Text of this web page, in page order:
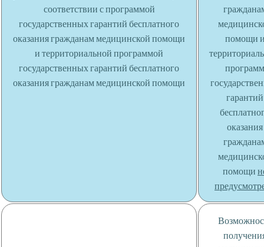
соответствии с программой
государственных гарантий бесплатного
оказания гражданам медицинской помощи
и территориальной программой
государственных гарантий бесплатного
оказания гражданам медицинской помощи
помощи
программ
гарантий
оказания
помощи